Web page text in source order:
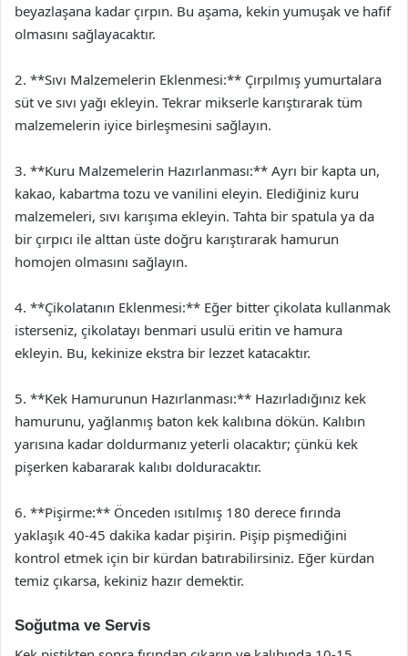
beyazlaşana kadar çırpın. Bu aşama, kekin yumuşak ve hafif
olmasını sağlayacaktır.
2. **Sıvı Malzemelerin Eklenmesi:** Çırpılmış yumurtalara
süt ve sıvı yağı ekleyin. Tekrar mikserle karıştırarak tüm
malzemelerin iyice birleşmesini sağlayın.
3. **Kuru Malzemelerin Hazırlanması:** Ayrı bir kapta un,
kakao, kabartma tozu ve vanilini eleyin. Elediğiniz kuru
malzemeleri, sıvı karışıma ekleyin. Tahta bir spatula ya da
bir çırpıcı ile alttan üste doğru karıştırarak hamurun
homojen olmasını sağlayın.
4. **Çikolatanın Eklenmesi:** Eğer bitter çikolata kullanmak
isterseniz, çikolatayı benmari usulü eritin ve hamura
ekleyin. Bu, kekinize ekstra bir lezzet katacaktır.
5. **Kek Hamurunun Hazırlanması:** Hazırladığınız kek
hamurunu, yağlanmış baton kek kalıbına dökün. Kalıbın
yarısına kadar doldurmanız yeterli olacaktır; çünkü kek
pişerken kabararak kalıbı dolduracaktır.
6. **Pişirme:** Önceden ısıtılmış 180 derece fırında
yaklaşık 40-45 dakika kadar pişirin. Pişip pişmediğini
kontrol etmek için bir kürdan batırabilirsiniz. Eğer kürdan
temiz çıkarsa, kekiniz hazır demektir.
Soğutma ve Servis